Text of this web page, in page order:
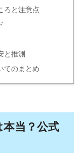
ろと注意点
と推測
てのまとめ
当？公式